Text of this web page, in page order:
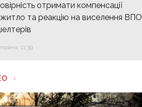
отримати компенсації
та реакцію на виселення ВПО
11:39